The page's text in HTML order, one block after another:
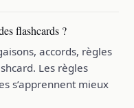
flashcards ?
accords, règles
Les règles
s’apprennent mieux